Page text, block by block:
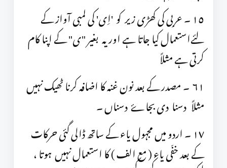
١٥ ۔ عربی کی کھڑی زیر کو 'اِی' کی لمبی آواز کے
لئےاستعمال کیا جاتا ہے اور یہ بغیر "ی" کے اپنا کام
کرتی ہے مثلاً
۶١ ۔ مصدر کے بعد نون غنہ کا اضافہ کرنا ٹھیک نہیں
مثلاً دسنا دی بجاۓ دسناں ۔
١٧ ۔ اردو میں مجہول یاء کے ساتھ ڈالی گئی حرکات
کے بعد خفّی یاء ( مع الف ) کا استعمال نہیں ہوتا ،